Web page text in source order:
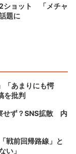
ショット 「メチャ
題に
「あまりにも愕
を批判
せず？SNS拡散 内
戦前回帰路線」と
い」